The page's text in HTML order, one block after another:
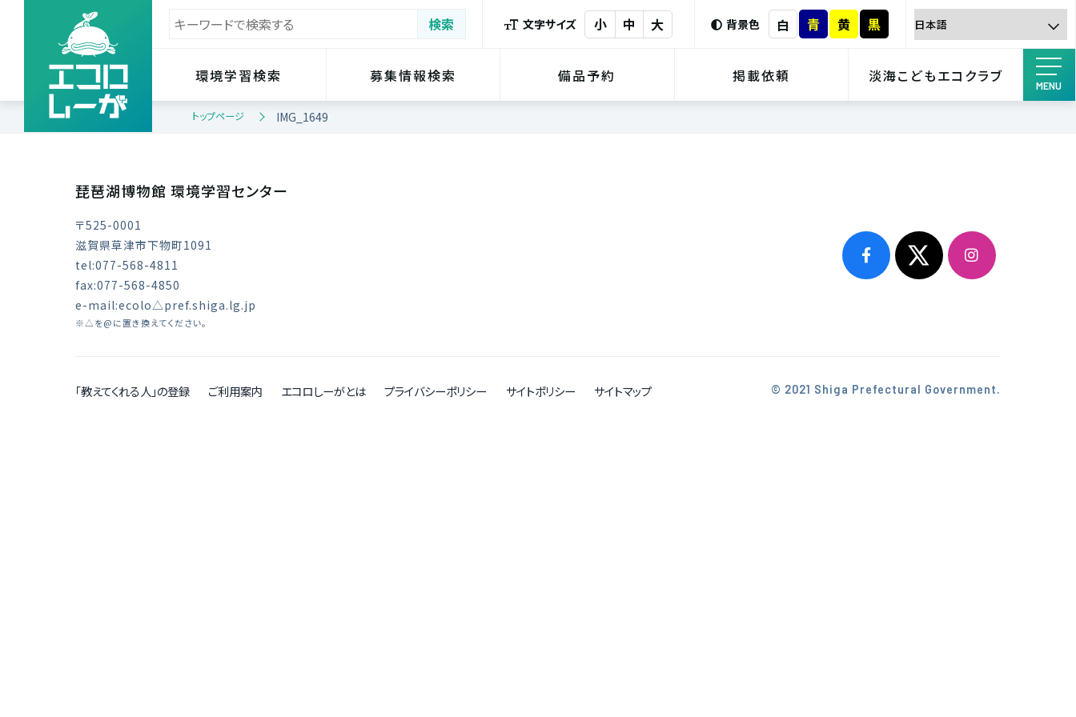
文字サイズ 小 中 大 背景色 白 青 黄 黒
環境学習検索 募集情報検索 備品予約 掲載依頼 淡海こどもエコクラブ
MENU
トップページ IMG_1649
琵琶湖博物館 環境学習センター
〒525-0001
滋賀県草津市下物町1091
tel:077-568-4811
fax:077-568-4850
e-mail:ecolo△pref.shiga.lg.jp
※△を@に置き換えてください。
「教えてくれる人」の登録 ご利用案内 エコロしーがとは プライバシーポリシー サイトポリシー サイトマップ © 2021 Shiga Prefectural Government.